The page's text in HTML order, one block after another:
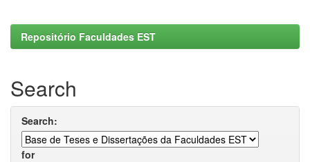
Repositório Faculdades EST
Search
Search:
for